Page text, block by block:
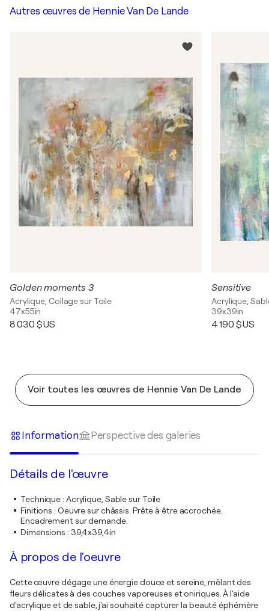
Autres œuvres de Hennie Van De Lande
Golden moments 3
Acrylique, Collage sur Toile
47x55in
8 030 $US
Sensitive
Acrylique,
39x39in
4 190 $US
Voir toutes les œuvres de Hennie Van De Lande
Information Perspective des galeries
Détails de l'œuvre
Technique: Acrylique, Sable sur Toile
Finitions : Oeuvre sur châssis. Prête à être accrochée.
Encadrement sur demande.
Dimensions : 39,4x39,4in
À propos de l'oeuvre
Cette œuvre dégage une énergie douce et sereine, mêlant des
fleurs délicates à des couches vaporeuses et oniriques. À l'aide
d'acrylique et de sable, j'ai souhaité capturer la beauté éphémère